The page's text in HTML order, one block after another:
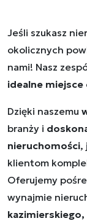
Jeśli szukasz
okolicznych
nami! Nasz
idealne
Dzięki naszemu
branży i
nieruchomości,
klientom
Oferujemy
wynajmie